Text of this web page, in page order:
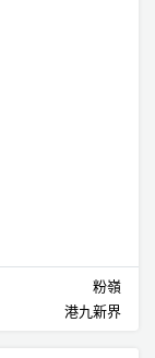
粉嶺
港九新界